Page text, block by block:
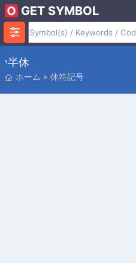
GET SYMBOL
𝄾 半休
ホーム » 休符記号